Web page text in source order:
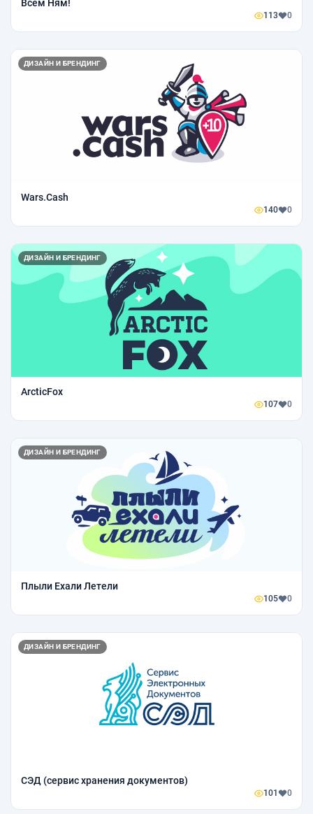
Всем Ням!
113 0
ДИЗАЙН И БРЕНДИНГ
Wars.Cash
140 0
ДИЗАЙН И БРЕНДИНГ
ArcticFox
107 0
ДИЗАЙН И БРЕНДИНГ
Плыли Ехали Летели
105 0
ДИЗАЙН И БРЕНДИНГ
СЭД (сервис хранения документов)
101 0